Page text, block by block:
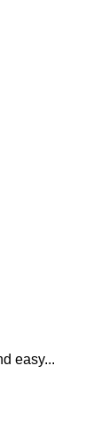
easy...